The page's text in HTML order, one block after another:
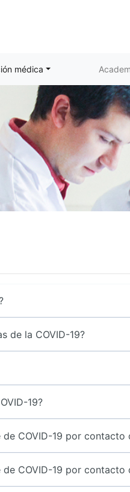
médica
de la COVID-19?
19?
COVID-19 por
COVID-19 por